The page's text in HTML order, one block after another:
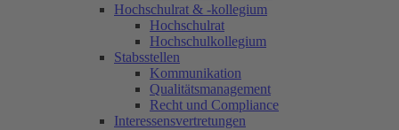
Hochschulrat & -kollegium
Hochschulrat
Hochschulkollegium
Stabsstellen
Kommunikation
Qualitätsmanagement
Recht und Compliance
Interessensvertretungen